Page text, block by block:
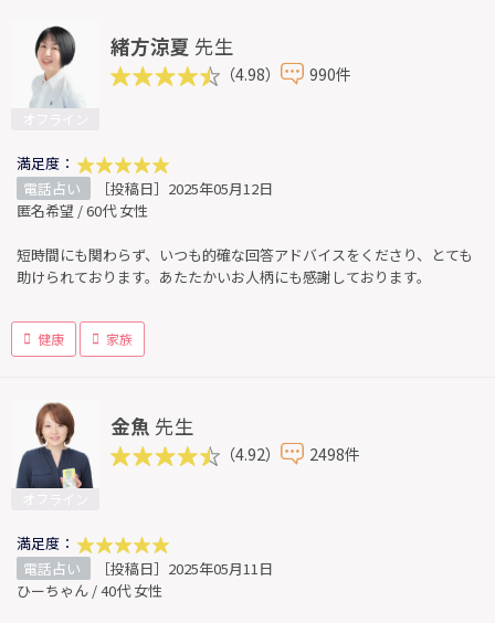
緒方涼夏 先生
（4.98） 990件
満足度：
電話占い
［投稿日］2025年05月12日
匿名希望 / 60代 女性
短時間にも関わらず、いつも的確な回答アドバイスをくださり、とても
助けられております。あたたかいお人柄にも感謝しております。
健康 家族
金魚 先生
（4.92） 2498件
満足度：
電話占い
［投稿日］2025年05月11日
ひーちゃん / 40代 女性